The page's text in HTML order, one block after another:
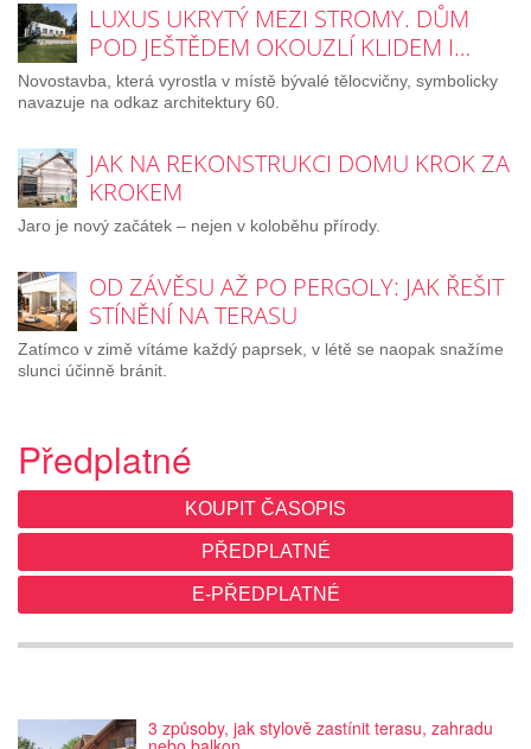
LUXUS UKRYTÝ MEZI STROMY. DŮM
POD JEŠTĚDEM OKOUZLÍ KLIDEM I…
Novostavba, která vyrostla v místě bývalé tělocvičny, symbolicky
navazuje na odkaz architektury 60.
JAK NA REKONSTRUKCI DOMU KROK ZA
KROKEM
Jaro je nový začátek – nejen v koloběhu přírody.
OD ZÁVĚSU AŽ PO PERGOLY: JAK ŘEŠIT
STÍNĚNÍ NA TERASU
Zatímco v zimě vítáme každý paprsek, v létě se naopak snažíme
slunci účinně bránit.
Předplatné
KOUPIT ČASOPIS
PŘEDPLATNÉ
E-PŘEDPLATNÉ
3 způsoby, jak stylově zastínit terasu, zahradu